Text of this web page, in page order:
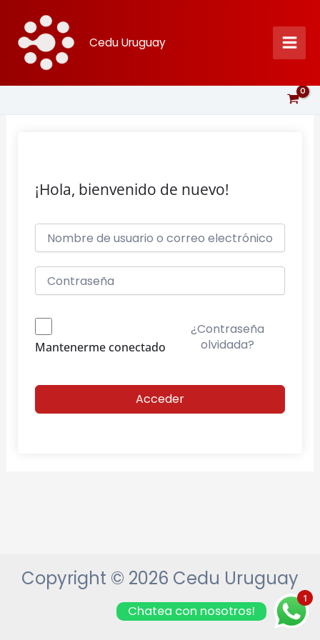
contenido
Cedu Uruguay
¡Hola, bienvenido de nuevo!
Mantenerme conectado
¿Contraseña
olvidada?
Acceder
Copyright © 2026 Cedu Uruguay
1
Chatea con nosotros!